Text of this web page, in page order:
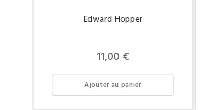
Edward Hopper
Prix
11,00 €
Ajouter au panier